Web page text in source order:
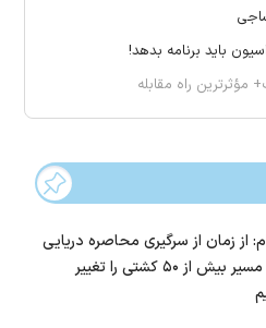
باید برنامه بدهد!
مؤثرترین راه مقابله
از زمان از سرگیری محاصره دریایی
ایران، مسیر بیش از ۵۰ کشتی را تغییر